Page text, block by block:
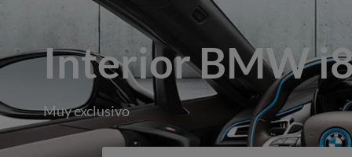
Interior BMW
Muy exclusivo